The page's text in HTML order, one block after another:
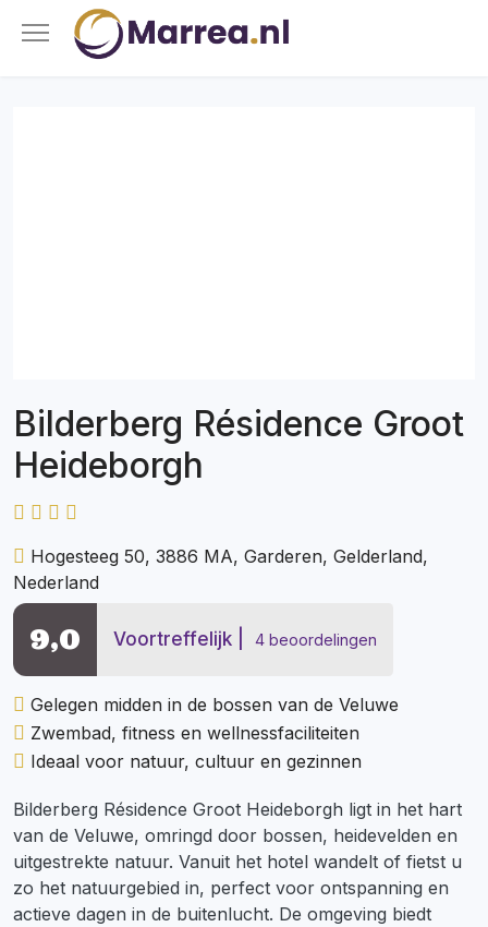
Bilderberg Résidence Groot
Heideborgh
Hogesteeg 50, 3886 MA, Garderen, Gelderland,
Nederland
Voortreffelijk 4 beoordelingen
9,0
Gelegen midden in de bossen van de Veluwe
Zwembad, fitness en wellnessfaciliteiten
Ideaal voor natuur, cultuur en gezinnen
Bilderberg Résidence Groot Heideborgh ligt in het hart
van de Veluwe, omringd door bossen, heidevelden en
uitgestrekte natuur. Vanuit het hotel wandelt of fietst u
zo het natuurgebied in, perfect voor ontspanning en
actieve dagen in de buitenlucht. De omgeving biedt